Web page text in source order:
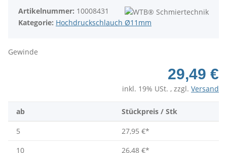
Artikelnummer: 10008431
Kategorie: Hochdruckschlauch Ø11mm
Gewinde
29,49 €
inkl. 19% USt. , zzgl. Versand
ab Stückpreis / Stk
5 27,95 €*
10
26,48 €*